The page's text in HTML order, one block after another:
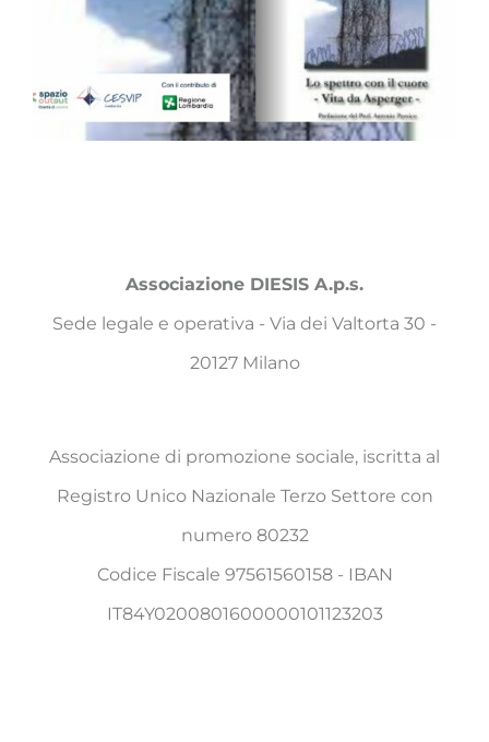
Associazione DIESIS A.p.s.
Sede legale e operativa - Via dei Valtorta 30 -
20127 Milano
Associazione di promozione sociale, iscritta al
Registro Unico Nazionale Terzo Settore con
numero 80232
Codice Fiscale 97561560158 - IBAN
IT84Y0200801600000101123203